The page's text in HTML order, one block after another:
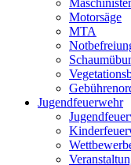
Motorsäge
MTA
Jugendfeuerwehr